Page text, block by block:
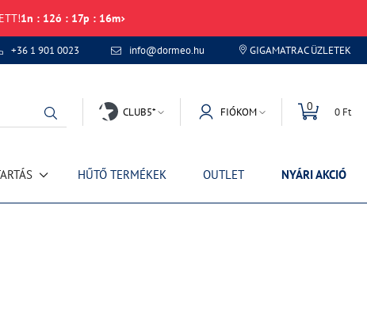
1n : 12ó : 17p : 16m
+36 1 901 0023 info@dormeo.hu GIGAMATRAC ÜZLETEK
CLUB5* FIÓKOM 0 0 Ft
HŰTŐ TERMÉKEK OUTLET NYÁRI AKCIÓ